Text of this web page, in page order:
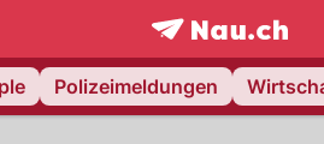
frontpage.NAU.ch
Polizeimeldungen